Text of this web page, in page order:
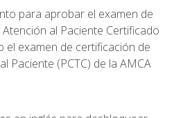
para aprobar el examen de
al Paciente Certificado
el examen de certificación de
Paciente (PCTC) de la AMCA